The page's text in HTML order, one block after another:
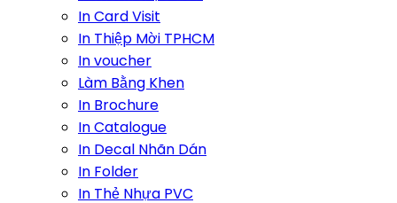
In Card Visit
In Thiệp Mời TPHCM
In voucher
Làm Bằng Khen
In Brochure
In Catalogue
In Decal Nhãn Dán
In Folder
In Thẻ Nhựa PVC